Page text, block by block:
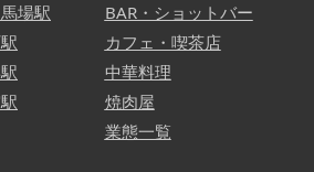
場駅
BAR・ショットバー
カフェ・喫茶店
中華料理
焼肉屋
業態一覧